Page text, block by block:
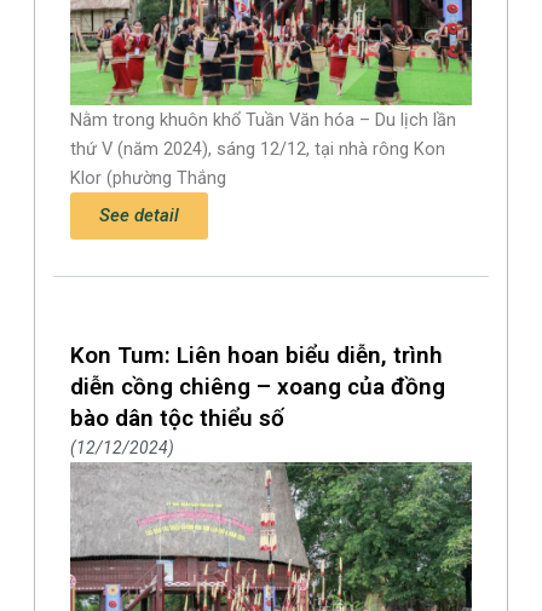
Nằm trong khuôn khổ Tuần Văn hóa – Du lịch lần
thứ V (năm 2024), sáng 12/12, tại nhà rông Kon
Klor (phường Thắng
See detail
Kon Tum: Liên hoan biểu diễn, trình
diễn cồng chiêng – xoang của đồng
bào dân tộc thiểu số
12/12/2024